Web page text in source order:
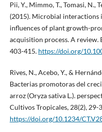
Pii, Y., Mimmo, T., Tomasi, N.,
(2015). Microbial interactions
influences of plant growth-
acquisition process. A review.
403-415. https://doi.org/
Rives, N., Acebo, Y., &
Bacterias promotoras del
arroz (Oryza sativa L.).
Cultivos Tropicales, 28(2), 29-
https://doi.org/10.1234/